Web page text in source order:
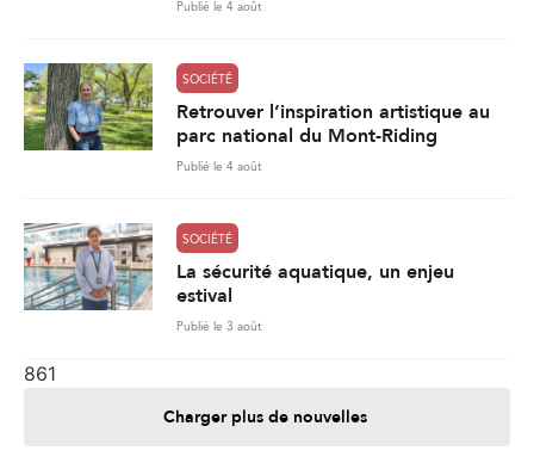
Publié le 4 août
SOCIÉTÉ
Retrouver l’inspiration artistique au
parc national du Mont-Riding
Publié le 4 août
SOCIÉTÉ
La sécurité aquatique, un enjeu
estival
Publié le 3 août
861
Charger plus de nouvelles